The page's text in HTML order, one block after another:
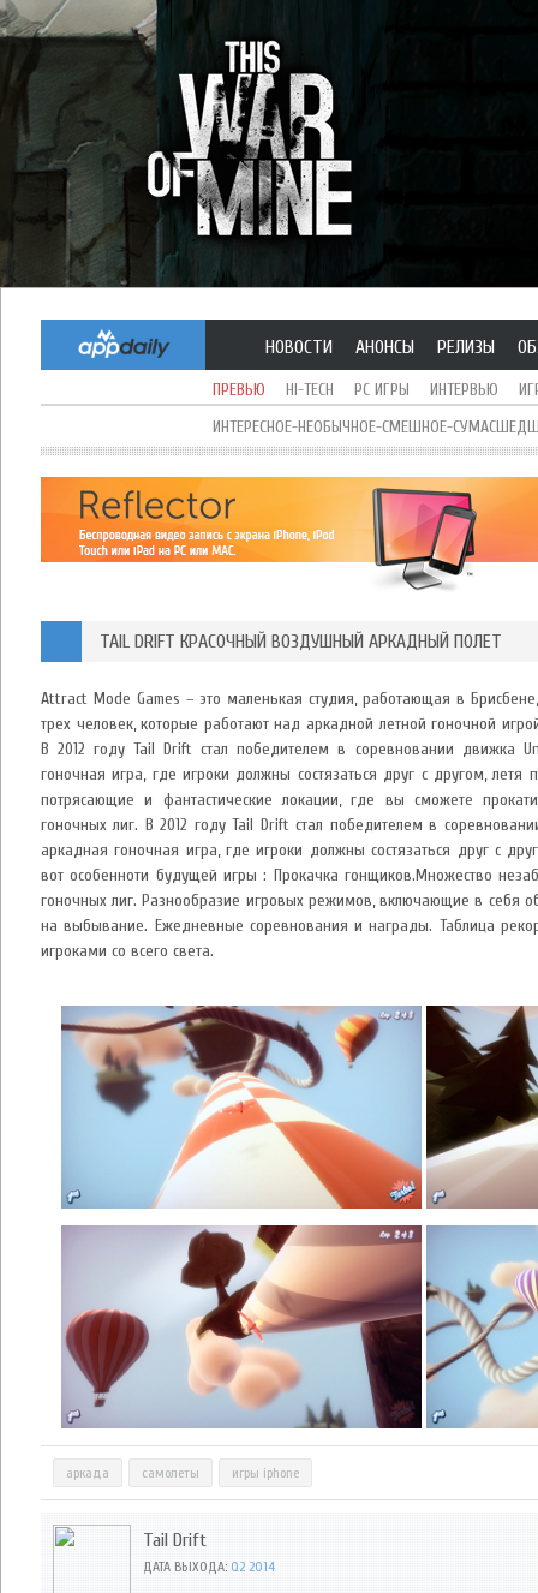
НОВОСТИ АНОНСЫ РЕЛИЗЫ
ПРЕВЬЮ HI-TECH PC ИГРЫ ИНТЕРВЬЮ
ИНТЕРЕСНОЕ-НЕОБЫЧНОЕ-СМЕШНОЕ-
TAIL DRIFT КРАСОЧНЫЙ ВОЗДУШНЫЙ АРКАДНЫЙ ПОЛЕТ
Attract Mode Games – это маленькая студия, работающая в
трех человек, которые работают над аркадной летной гоночной
В 2012 году Tail Drift стал победителем в соревновании движка
гоночная игра, где игроки должны состязаться друг с другом, летя
потрясающие и фантастические локации, где вы сможете
гоночных лиг. В 2012 году Tail Drift стал победителем в
аркадная гоночная игра, где игроки должны состязаться друг с
вот особенноти будущей игры : Прокачка гонщиков.Множество
гоночных лиг. Разнообразие игровых режимов, включающие в себя
на выбывание. Ежедневные соревнования и награды. Таблица
игроками со всего света.
аркада самолеты игры iphone
Tail Drift
ДАТА ВЫХОДА: Q2 2014